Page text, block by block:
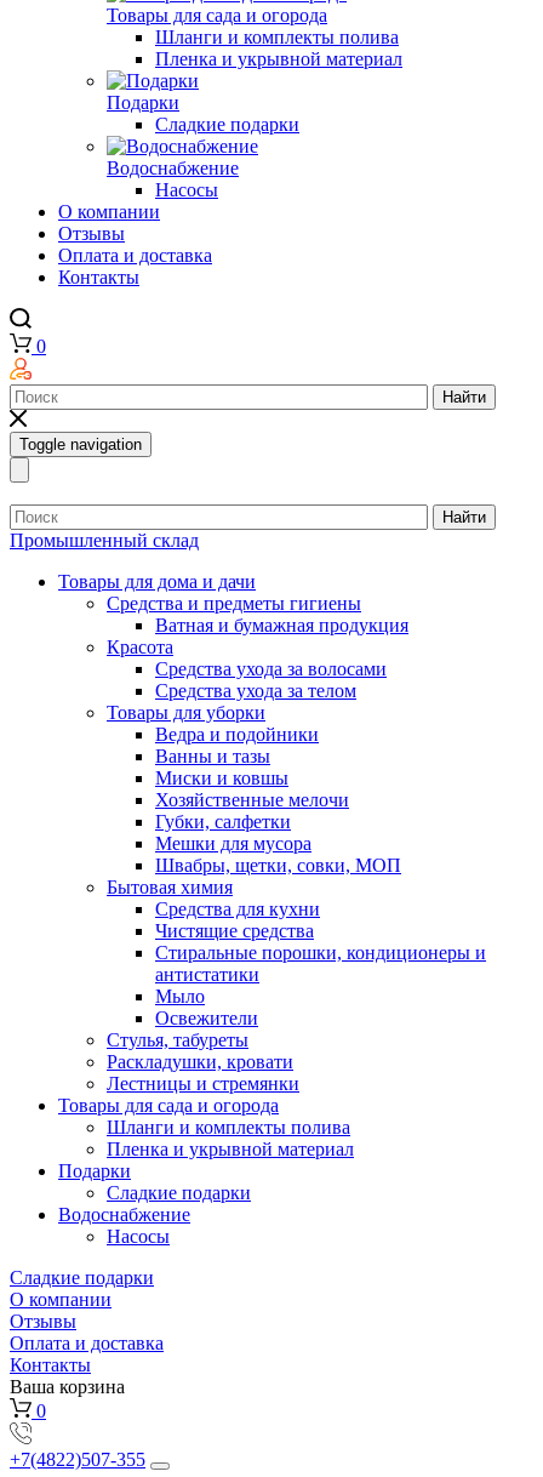
Товары для сада и огорода
Шланги и комплекты полива
Пленка и укрывной материал
Подарки
Cладкие подарки
Водоснабжение
Насосы
О компании
Отзывы
Оплата и доставка
Контакты
0
Найти
Toggle navigation
Найти
Промышленный склад
Товары для дома и дачи
Средства и предметы гигиены
Ватная и бумажная продукция
Красота
Средства ухода за волосами
Средства ухода за телом
Товары для уборки
Ведра и подойники
Ванны и тазы
Миски и ковшы
Хозяйственные мелочи
Губки, салфетки
Мешки для мусора
Швабры, щетки, совки, МОП
Бытовая химия
Средства для кухни
Чистящие средства
Стиральные порошки, кондиционеры и
антистатики
Мыло
Освежители
Стулья, табуреты
Раскладушки, кровати
Лестницы и стремянки
Товары для сада и огорода
Шланги и комплекты полива
Пленка и укрывной материал
Подарки
Cладкие подарки
Водоснабжение
Насосы
Сладкие подарки
О компании
Отзывы
Оплата и доставка
Контакты
Ваша корзина
0
+7(4822)507-355